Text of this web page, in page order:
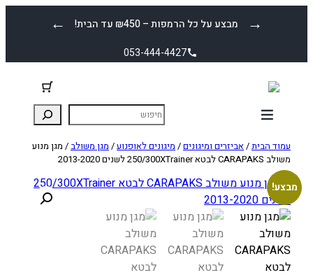
← מבצע על כל הרמפות – ₪450 עד הבית! →
053-444-4427
עמוד הבית/אביזרים ומיגונים/ מיגונים לאופנוע/ מגן משולב/ מגן מנוע
משולב CARAPAKS לבטא 250/300XTrainer לשנים 2013-2020
מבצע!